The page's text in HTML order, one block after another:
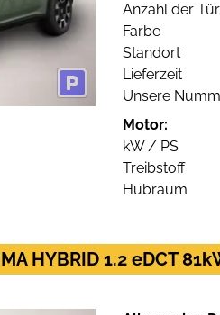
Anzahl der
Farbe
Standort
Lieferzeit
Unsere
Motor:
kW / PS
Treibstoff
Hubraum
HYBRID 1.2 eDCT